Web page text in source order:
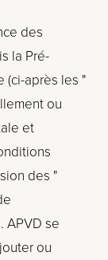
des
la Pré-
(ci-après les "
ou
et
des "
APVD se
ou